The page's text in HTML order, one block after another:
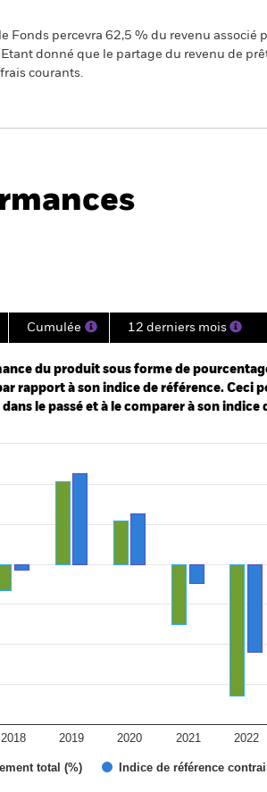
Fonds percevra 62,5 % du revenu associé
donné que le partage du revenu de
courants.
31 00:00:00.
Cumulée 12 derniers mois
du produit sous forme de
rapport à son indice de référence. Ceci
le passé et à le comparer à son indice
Range: -20 to 15.
total (%) Indice de référence
2018 2019 2020 2021 2022